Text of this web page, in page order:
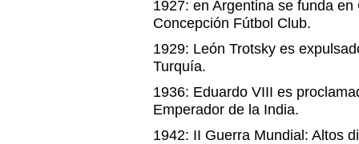
1927: en Argentina se funda
Concepción Fútbol Club.
1929: León Trotsky es
Turquía.
1936: Eduardo VIII es
Emperador de la India.
1942: II Guerra Mundial: Altos